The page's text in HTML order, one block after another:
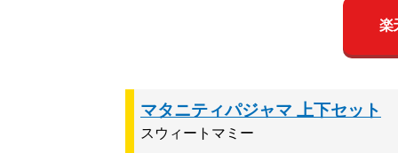
楽
マタニティパジャマ 上下セット
スウィートマミー